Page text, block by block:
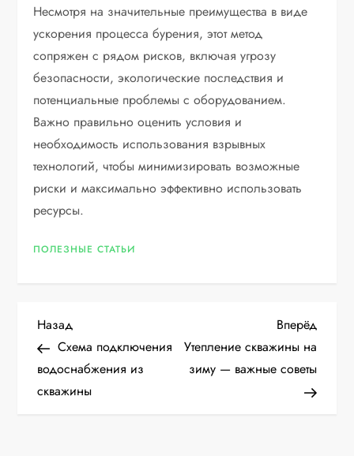
Несмотря на значительные преимущества в виде
ускорения процесса бурения, этот метод
сопряжен с рядом рисков, включая угрозу
безопасности, экологические последствия и
потенциальные проблемы с оборудованием.
Важно правильно оценить условия и
необходимость использования взрывных
технологий, чтобы минимизировать возможные
риски и максимально эффективно использовать
ресурсы.
ПОЛЕЗНЫЕ СТАТЬИ
Н
а
в
Предыдущая
запись
Назад
Схема подключения
водоснабжения из
скважины
запись
Вперёд
Утепление скважины на
зиму — важные советы